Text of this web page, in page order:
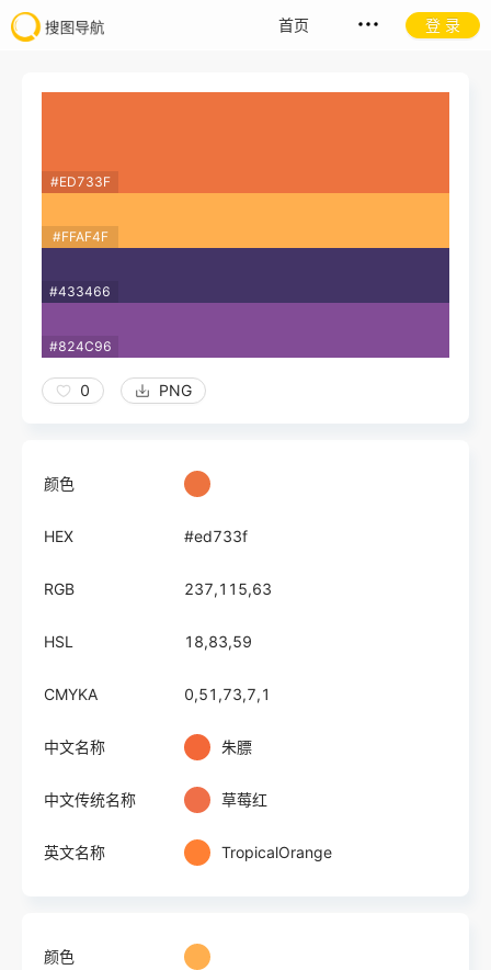
首页 登 录
#ED733F
#FFAF4F
#433466
#824C96
0 PNG
颜色
HEX #ed733f
RGB 237,115,63
HSL 18,83,59
CMYKA 0,51,73,7,1
中文名称 朱膘
中文传统名称 草莓红
英文名称 TropicalOrange
颜色